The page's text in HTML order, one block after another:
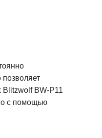
BW-P11
с помощью